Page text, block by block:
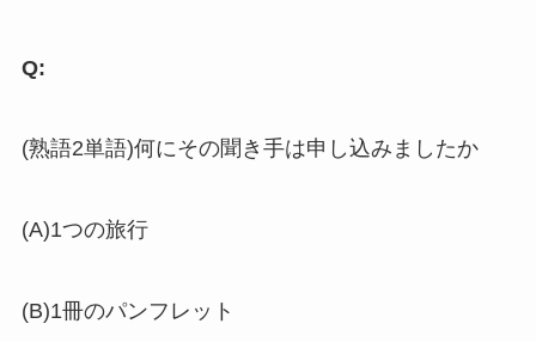
Q:
(熟語2単語)何にその聞き手は申し込みましたか
(A)1つの旅行
(B)1冊のパンフレット